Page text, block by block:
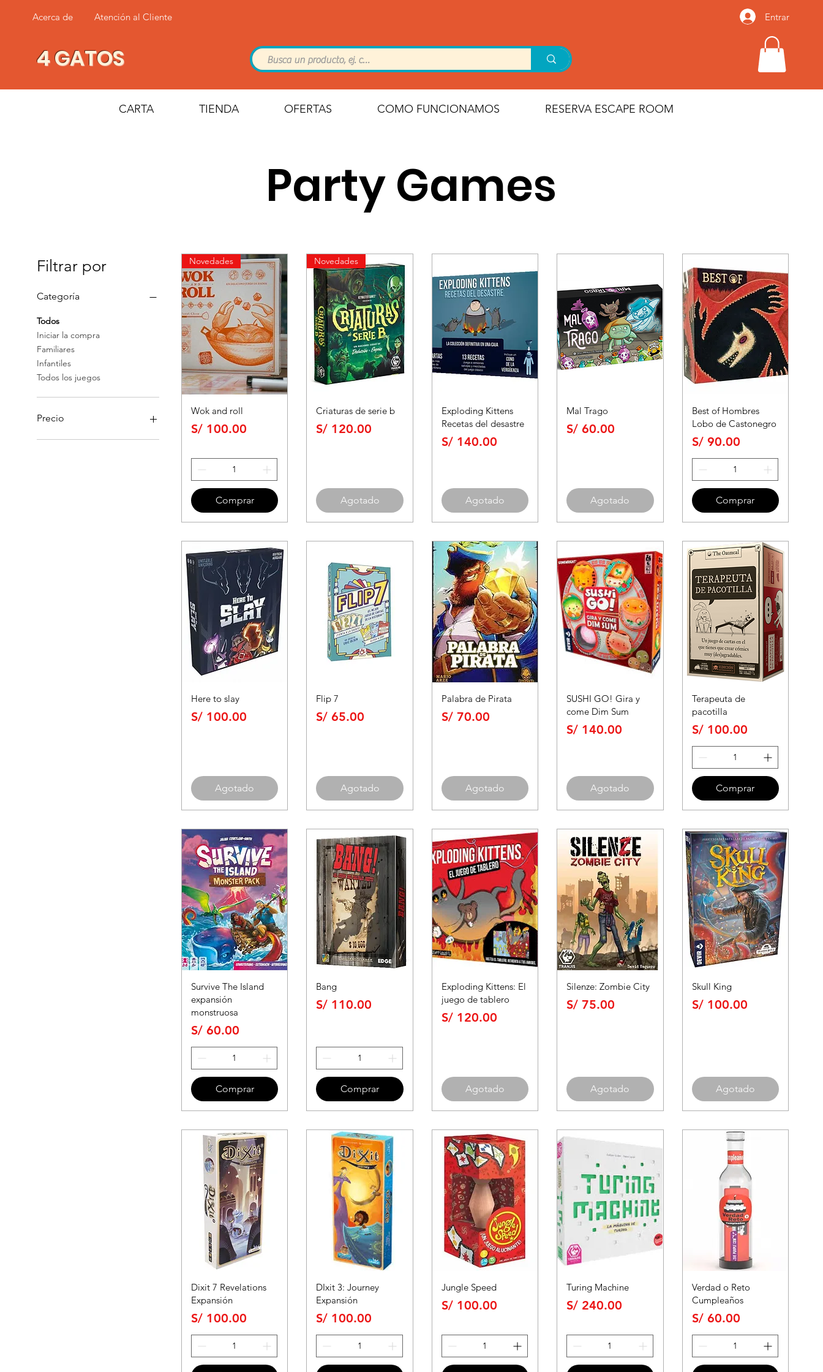
Acerca de Atención al Cliente Entrar
4 GATOS
CARTA TIENDA OFERTAS COMO FUNCIONAMOS RESERVA ESCAPE ROOM
Party Games
Filtrar por
Categoría
Todos
Iniciar la compra
Familiares
Infantiles
Todos los juegos
Precio
Novedades
Wok and roll
Precio
S/ 100.00
Comprar
Novedades
Criaturas de serie b
Precio
S/ 120.00
Agotado
Exploding Kittens
Recetas del desastre
Precio
S/ 140.00
Agotado
Mal Trago
Precio
S/ 60.00
Agotado
Best of Hombres
Lobo de Castonegro
Precio
S/ 90.00
Comprar
Here to slay
Precio
S/ 100.00
Agotado
Flip 7
Precio
S/ 65.00
Agotado
Palabra de Pirata
Precio
S/ 70.00
Agotado
SUSHI GO! Gira y
come Dim Sum
Precio
S/ 140.00
Agotado
Terapeuta de
pacotilla
Precio
S/ 100.00
Comprar
Survive The Island
expansión
monstruosa
Precio
S/ 60.00
Comprar
Bang
Precio
S/ 110.00
Comprar
Exploding Kittens: El
juego de tablero
Precio
S/ 120.00
Agotado
Silenze: Zombie City
Precio
S/ 75.00
Agotado
Skull King
Precio
S/ 100.00
Agotado
Dixit 7 Revelations
Expansión
Precio
S/ 100.00
DIxit 3: Journey
Expansión
Precio
S/ 100.00
Jungle Speed
Precio
S/ 100.00
Turing Machine
Precio
S/ 240.00
Verdad o Reto
Cumpleaños
Precio
S/ 60.00